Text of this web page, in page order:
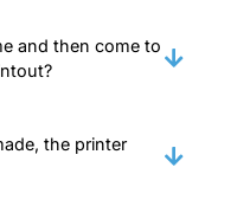
and then come to
the printer